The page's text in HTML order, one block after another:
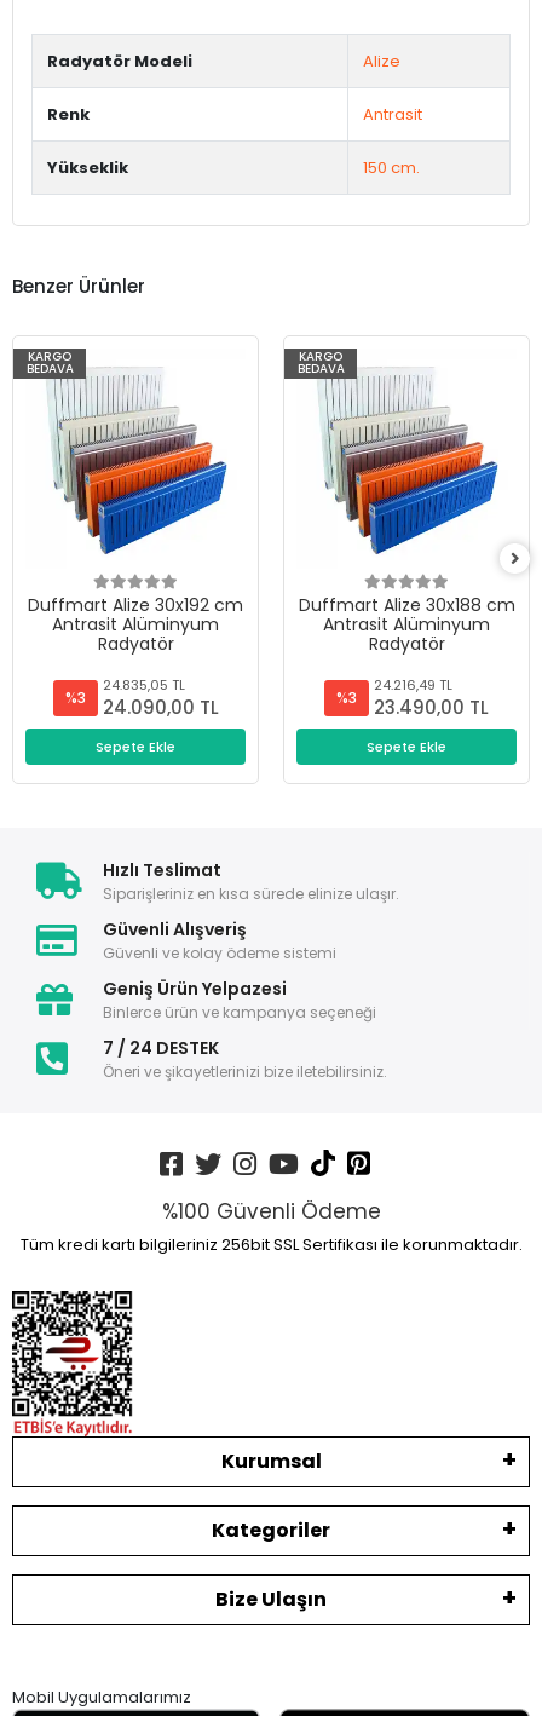
Radyatör Modeli Alize
Renk Antrasit
Yükseklik 150 cm.
Benzer Ürünler
KARGO
BEDAVA
Duffmart Alize 30x192 cm
Antrasit Alüminyum
Radyatör
%3
24.835,05 TL
24.090,00 TL
Sepete Ekle
KARGO
BEDAVA
Duffmart Alize 30x188 cm
Antrasit Alüminyum
Radyatör
%3
24.216,49 TL
23.490,00 TL
Sepete Ekle
Hızlı Teslimat
Siparişleriniz en kısa sürede elinize ulaşır.
Güvenli Alışveriş
Güvenli ve kolay ödeme sistemi
Geniş Ürün Yelpazesi
Binlerce ürün ve kampanya seçeneği
7 / 24 DESTEK
Öneri ve şikayetlerinizi bize iletebilirsiniz.
%100 Güvenli Ödeme
Tüm kredi kartı bilgileriniz 256bit SSL Sertifikası ile korunmaktadır.
Kurumsal
Kategoriler
Bize Ulaşın
Mobil Uygulamalarımız